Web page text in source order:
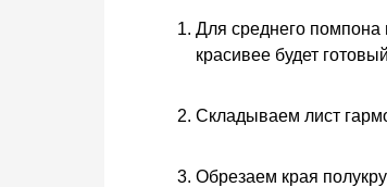
Для среднего
красивее будет
Складываем лист
Обрезаем края